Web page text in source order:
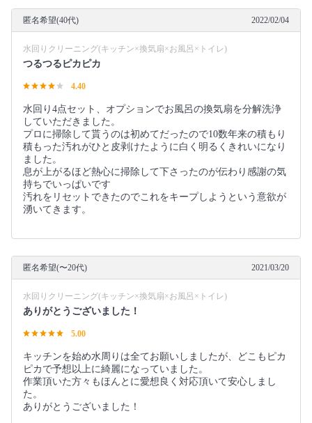
匿名希望(40代) 2022/02/04
水回りクリーニング(キッチン×換気扇×お風呂×トイレ)
つるつるピカピカ
4.40
水回り4点セット、オプションでお風呂の換気扇を分解洗浄
していただきました。
プロに掃除して貰うのは初めてだったので10数年来の積もり
積もった汚れがひと皮剥けたように白く明るくきれいになり
ました。
息が上がるほど熱心に掃除して下さったのが伝わり感謝の気
持ちでいっぱいです
汚れをリセットできたのでこれをキープしようという意欲が
湧いてきます。
匿名希望(〜20代) 2021/03/20
水回りクリーニング(キッチン×換気扇×お風呂×トイレ)
ありがとうございました！
5.00
キッチンを始め水周りは全てお願いしましたが、どこもピカ
ピカで予想以上に綺麗になっていました。
作業頂いた方々もほんとに愛想良く対応頂いて安心しまし
た。
ありがとうございました！